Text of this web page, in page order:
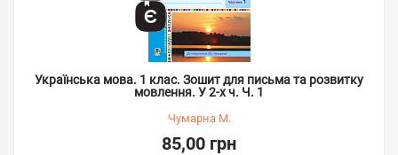
Українська мова. 1 клас. Зошит для письма та розвитку
мовлення. У 2-х ч. Ч. 1
Чумарна М.
85,00 грн